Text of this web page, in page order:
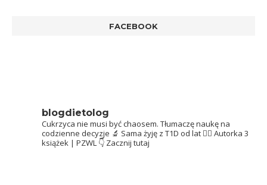
FACEBOOK
blogdietolog
Cukrzyca nie musi być chaosem. Tłumaczę naukę na
codzienne decyzje 🔬 Sama żyję z T1D od lat 👩‍⚕️ Autorka 3
książek | PZWL 👇 Zacznij tutaj